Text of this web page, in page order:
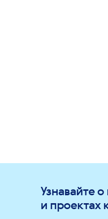
Узнавайте
и проектах